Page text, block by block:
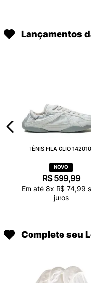
Lançamentos
TÊNIS FILA GLIO
R$ 599,99
Em até 8x R$ 74,99
juros
Complete seu